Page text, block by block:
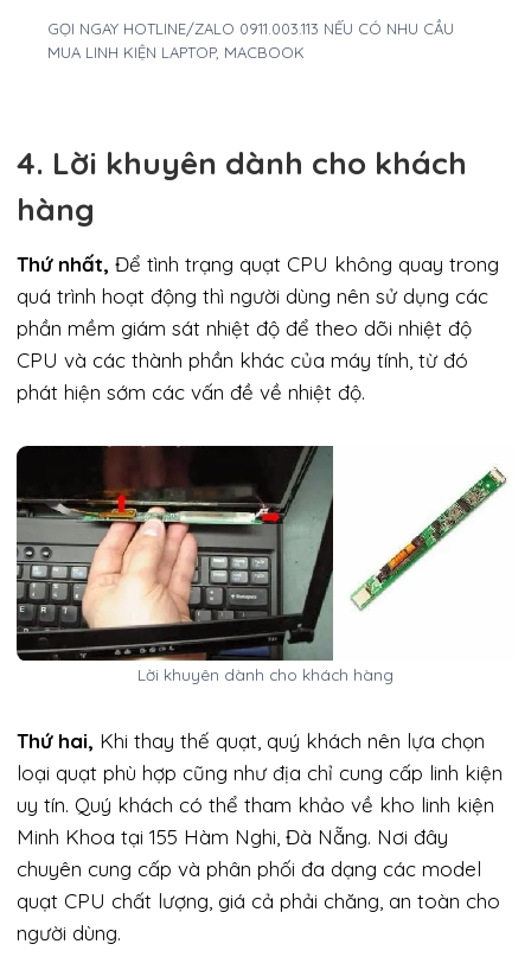
GỌI NGAY HOTLINE/ZALO 0911.003.113 NẾU CÓ NHU CẦU
MUA LINH KIỆN LAPTOP, MACBOOK
4. Lời khuyên dành cho khách
hàng
Thứ nhất, Để tình trạng quạt CPU không quay trong
quá trình hoạt động thì người dùng nên sử dụng các
phần mềm giám sát nhiệt độ để theo dõi nhiệt độ
CPU và các thành phần khác của máy tính, từ đó
phát hiện sớm các vấn đề về nhiệt độ.
Lời khuyên dành cho khách hàng
Thứ hai, Khi thay thế quạt, quý khách nên lựa chọn
loại quạt phù hợp cũng như địa chỉ cung cấp linh kiện
uy tín. Quý khách có thể tham khảo về kho linh kiện
Minh Khoa tại 155 Hàm Nghi, Đà Nẵng. Nơi đây
chuyên cung cấp và phân phối đa dạng các model
quạt CPU chất lượng, giá cả phải chăng, an toàn cho
người dùng.